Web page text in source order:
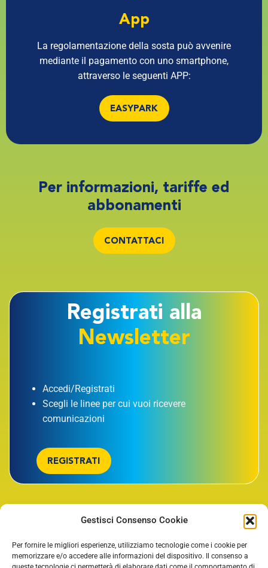
Gestisci Consenso Cookie
Per fornire le migliori esperienze, utilizziamo tecnologie come i cookie per
memorizzare e/o accedere alle informazioni del dispositivo. Il consenso a
App
La regolamentazione della sosta può avvenire
mediante il pagamento con uno smartphone,
attraverso le seguenti APP:
EASYPARK
Per informazioni, tariffe ed
abbonamenti
CONTATTACI
Registrati alla
Newsletter
Accedi/Registrati
Scegli le linee per cui vuoi ricevere
comunicazioni
REGISTRATI